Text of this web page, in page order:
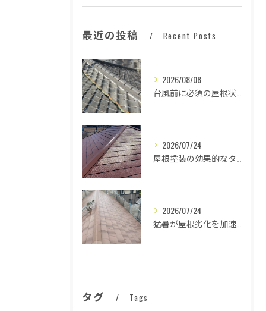
最近の投稿 Recent Posts
2026/08/08
2026/07/24
2026/07/24
タグ Tags